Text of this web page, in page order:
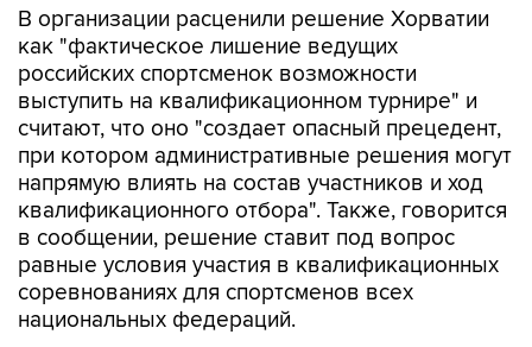
В организации расценили решение Хорватии
как "фактическое лишение ведущих
российских спортсменок возможности
выступить на квалификационном турнире" и
считают, что оно "создает опасный прецедент,
при котором административные решения могут
напрямую влиять на состав участников и ход
квалификационного отбора". Также, говорится
в сообщении, решение ставит под вопрос
равные условия участия в квалификационных
соревнованиях для спортсменов всех
национальных федераций.